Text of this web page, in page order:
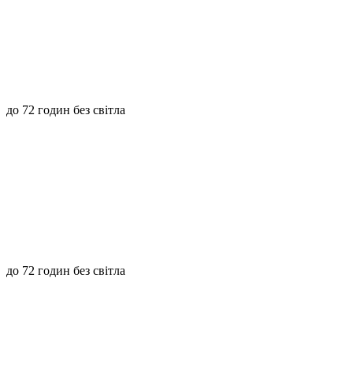
до 72 годин без світла
до 72 годин без світла